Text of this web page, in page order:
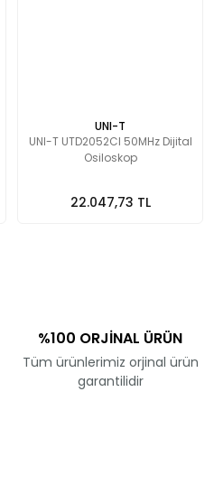
UNI-T
UNI-T UTD2052Cl 50MHz Dijital
Osiloskop
22.047,73 TL
%100 ORJİNAL ÜRÜN
Tüm ürünlerimiz orjinal ürün
garantilidir